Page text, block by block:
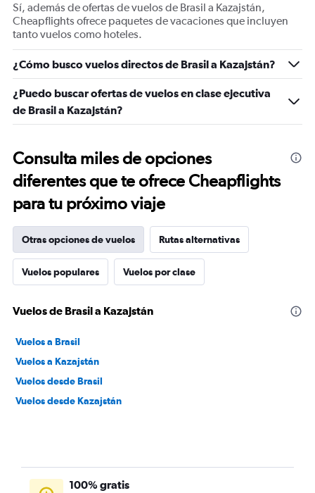
Sí, además de ofertas de vuelos de Brasil a Kazajstán,
Cheapflights ofrece paquetes de vacaciones que incluyen
tanto vuelos como hoteles.
¿Cómo busco vuelos directos de Brasil a Kazajstán?
¿Puedo buscar ofertas de vuelos en clase ejecutiva
de Brasil a Kazajstán?
Consulta miles de opciones
diferentes que te ofrece Cheapflights
para tu próximo viaje
Otras opciones de vuelos Rutas alternativas
Vuelos populares Vuelos por clase
Vuelos de Brasil a Kazajstán
Vuelos a Brasil
Vuelos a Kazajstán
Vuelos desde Brasil
Vuelos desde Kazajstán
100% gratis